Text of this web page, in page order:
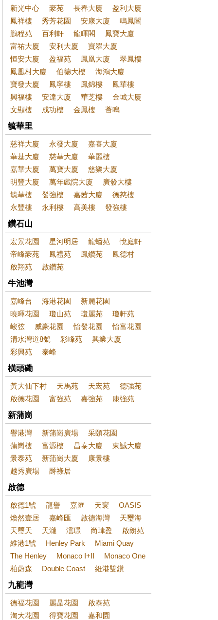
新光中心
豪苑 長春大廈
盈利大廈
鳳祥樓
秀芳花園 安康大廈
鳴鳳閣
鵬程苑
百利軒 龍暉閣
鳳寶大廈
富祐大廈
安利大廈
寶翠大廈
恒安大廈
盈福苑 鳳凰大廈
翠鳳樓
鳳凰村大廈
伯德大樓
海鴻大廈
寶發大廈
鳳寧樓 鳳錦樓
鳳華樓
興福樓
安達大廈 華芝樓
金城大廈
文顯樓
成功樓 金鳳樓 薈鳴
毓華里
慈祥大廈 永發大廈
嘉喜大廈
華基大廈
慈華大廈
華麗樓
嘉華大廈
萬寶大廈
慈樂大廈
明豐大廈
萬年戲院大廈
廣發大樓
毓華樓
發強樓 嘉茜大廈
德慈樓
永豐樓
永利樓 高美樓 發強樓
鑽石山
宏景花園 星河明居 龍蟠苑
悅庭軒
帝峰豪苑
鳳禮苑 鳳鑽苑
鳳德村
啟翔苑
啟鑽苑
牛池灣
嘉峰台 海港花園
新麗花園
曉暉花園
瓊山苑 瓊麗苑
瓊軒苑
峻弦
威豪花園 怡發花園
怡富花園
清水灣道8號
彩峰苑
興業大廈
彩興苑
泰峰
橫頭磡
黃大仙下村 天馬苑 天宏苑
德強苑
啟德花園
富強苑 嘉強苑 康強苑
新蒲崗
譽港灣 新蒲崗廣場
采頤花園
蒲崗樓
富源樓 昌泰大廈
東誠大廈
景泰苑
新蒲崗大廈
康景樓
越秀廣場
爵祿居
啟德
啟德1號 龍譽 嘉匯 天寰
OASIS
煥然壹居
嘉峰匯 啟德海灣
天璽海
天璽天
天瀧 澐璟 尚珒盈
啟朗苑
維港1號
Henley Park
Miami Quay
The Henley
Monaco I+II
Monaco One
柏蔚森
Double Coast 維港雙鑽
九龍灣
德福花園 麗晶花園
啟泰苑
淘大花園
得寶花園 嘉和園